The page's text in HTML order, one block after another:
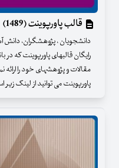
قالب پاورپوینت (1489)
دانشجویان ، پژوهشگران، دانش
رایگان قالبهای پاورپوینت که
مقالات و پژوهشهای خود را ارائه
پاورپوینت می توانید از لینک زیر